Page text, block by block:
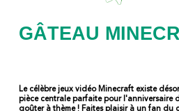
GÂTEAU
Le célèbre jeux vidéo Minecraft existe
pièce centrale parfaite pour l'anniversaire
goûter à thème ! Faites plaisir à un fan du